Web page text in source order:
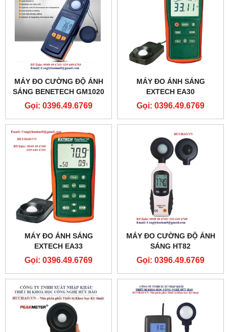
MÁY ĐO CƯỜNG ĐỘ ÁNH
SÁNG BENETECH GM1020
Gọi: 0396.49.6769
MÁY ĐO ÁNH SÁNG
EXTECH EA30
Gọi: 0396.49.6769
MÁY ĐO ÁNH SÁNG
EXTECH EA33
Gọi: 0396.49.6769
MÁY ĐO CƯỜNG ĐỘ ÁNH
SÁNG HT82
Gọi: 0396.49.6769